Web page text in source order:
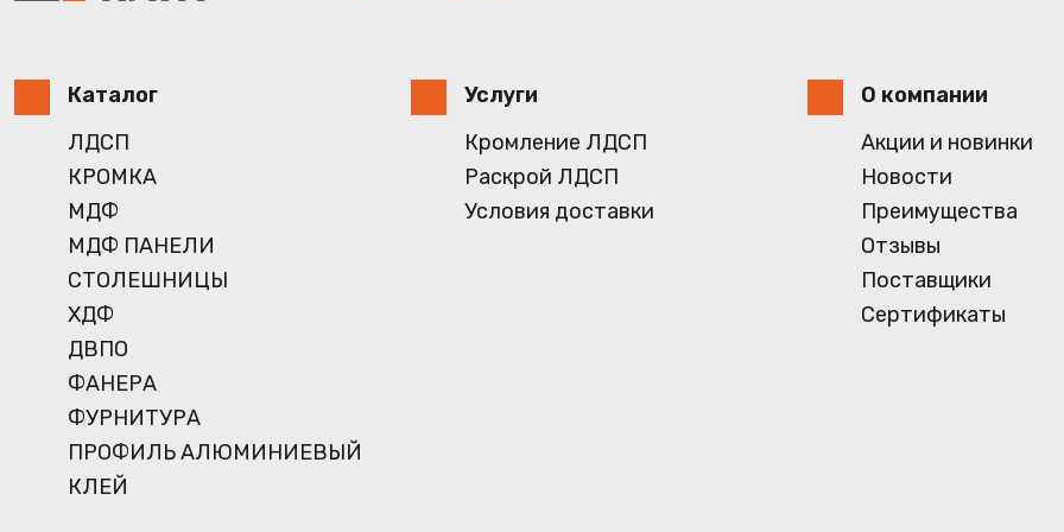
Каталог
ЛДСП
КРОМКА
МДФ
МДФ ПАНЕЛИ
СТОЛЕШНИЦЫ
ХДФ
ДВПО
ФАНЕРА
ФУРНИТУРА
ПРОФИЛЬ АЛЮМИНИЕВЫЙ
КЛЕЙ
Услуги
Кромление ЛДСП
Раскрой ЛДСП
Условия доставки
О компании
Акции и новинки
Новости
Преимущества
Отзывы
Поставщики
Сертификаты